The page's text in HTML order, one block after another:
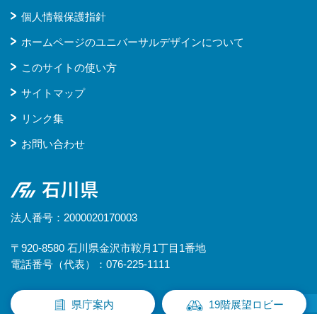
個人情報保護指針
ホームページのユニバーサルデザインについて
このサイトの使い方
サイトマップ
リンク集
お問い合わせ
石川県
法人番号：2000020170003
〒920-8580 石川県金沢市鞍月1丁目1番地
電話番号（代表）：076-225-1111
県庁案内 19階展望ロビー